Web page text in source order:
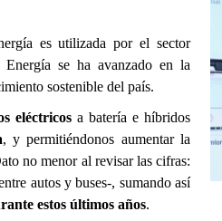
es utilizada por el sector
se ha avanzado en la
sostenible del país.
eléctricosa batería e híbridos
, y permitiéndonos aumentar la
no menor al revisar las cifras:
autos y buses-, sumando así
estos últimos años.